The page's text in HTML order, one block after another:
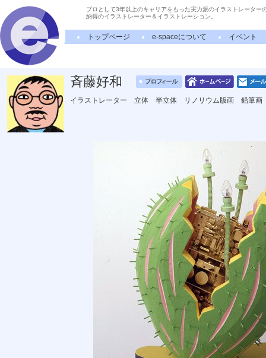
プロとして3年以上のキャリアをもった実力派のイラストレーター
納得のイラストレーター＆イラストレーション。
トップページ e-spaceについて イベント
斉藤好和
イラストレーター 立体 半立体 リノリウム版画 鉛筆画